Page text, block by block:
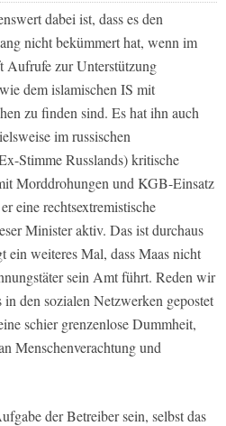
dabei ist, dass es den
nicht bekümmert hat, wenn im
Aufrufe zur Unterstützung
dem islamischen IS mit
zu finden sind. Es hat ihn auch
im russischen
Stimme Russlands) kritische
Morddrohungen und KGB-Einsatz
eine rechtsextremistische
Minister aktiv. Das ist durchaus
ein weiteres Mal, dass Maas nicht
sein Amt führt. Reden wir
den sozialen Netzwerken gepostet
schier grenzenlose Dummheit,
Menschenverachtung und
der Betreiber sein, selbst das